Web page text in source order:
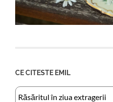
CE CITESTE EMIL
Răsăritul în ziua extragerii